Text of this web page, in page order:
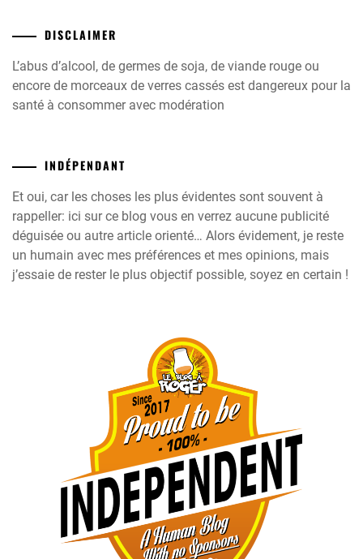
DISCLAIMER
L’abus d’alcool, de germes de soja, de viande rouge ou
encore de morceaux de verres cassés est dangereux pour la
santé à consommer avec modération
INDÉPENDANT
Et oui, car les choses les plus évidentes sont souvent à
rappeller: ici sur ce blog vous en verrez aucune publicité
déguisée ou autre article orienté… Alors évidement, je reste
un humain avec mes préférences et mes opinions, mais
j’essaie de rester le plus objectif possible, soyez en certain !